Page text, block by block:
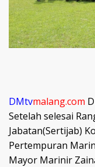
DMtvmalang.com
Setelah selesai
Jabatan(Sertijab)
Pertempuran
Mayor Marinir